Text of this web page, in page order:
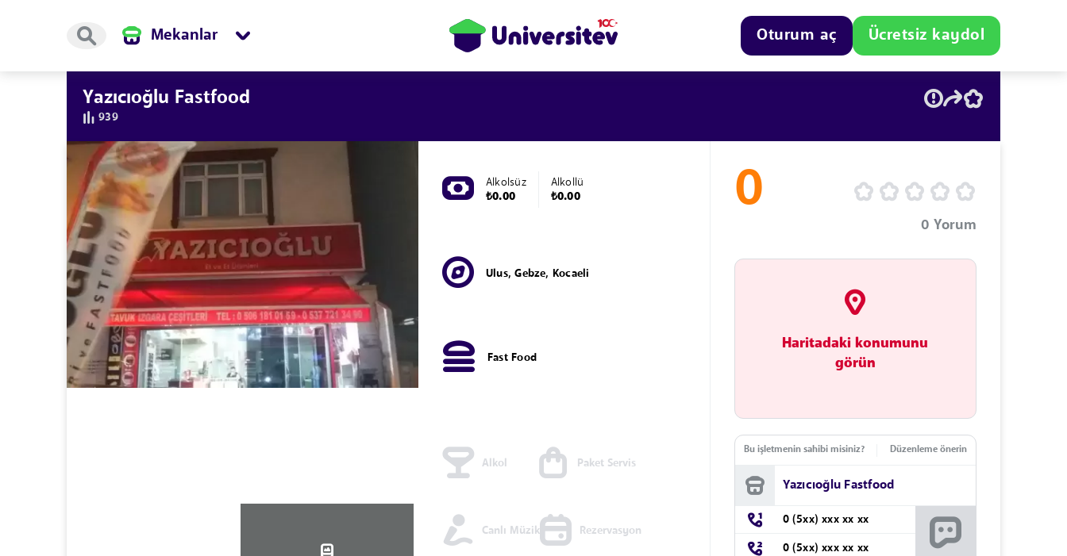
Mekanlar Oturum aç Ücretsiz kaydol
Yazıcıoğlu Fastfood
939
Alkolsüz
₺0.00
Alkollü
₺0.00
Ulus, Gebze, Kocaeli
Fast Food
Alkol Paket Servis
Canlı Müzik Rezervasyon
0
0 Yorum
Haritadaki konumunu
görün
Bu işletmenin sahibi misiniz? Düzenleme önerin
Yazıcıoğlu Fastfood
0 (5xx) xxx xx xx
0 (5xx) xxx xx xx